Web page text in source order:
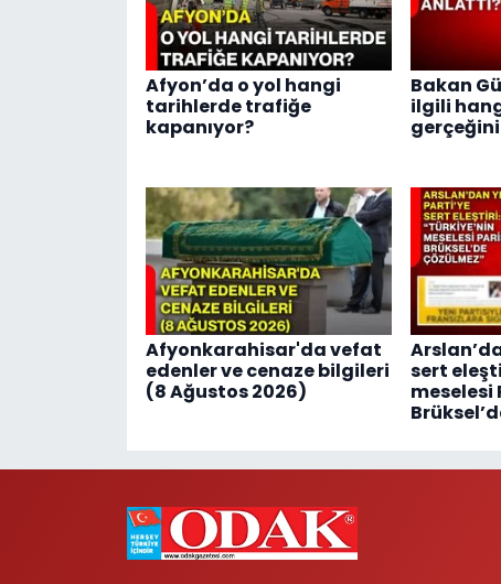
Afyon’da o yol hangi
tarihlerde trafiğe
kapanıyor?
Bakan
ilgili
Afyonkarahisar'da vefat
edenler ve cenaze bilgileri
(8 Ağustos 2026)
sert
meselesi